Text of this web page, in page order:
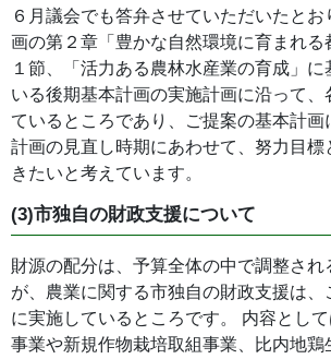
６月議会でも答弁させていただいたと
画の第２章「豊かな自然環境に育まれる
１節、「活力ある農林水産業の育成」に
いる後期基本計画の実施計画に沿って、
ているところであり、ご提案の基本計画
計画の見直し時期にあわせて、努力目標
きたいと考えています。
(3)市独自の財政支援について
財源の配分は、予算全体の中で調整され
が、農業に関する市独自の財政支援は、
に実施しているところです。 内容とし
事業や新規作物栽培取組事業、比内地鶏